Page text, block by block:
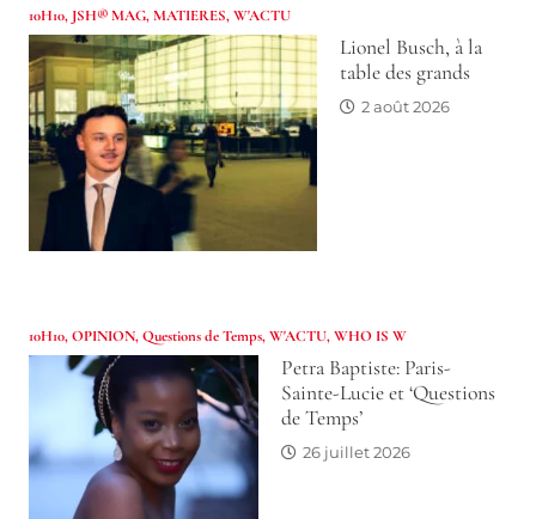
10H10, JSH® MAG,MATIERES,W'ACTU
Lionel Busch, à la
table des grands
2 août 2026
10H10,OPINION,Questions de Temps,W'ACTU,WHO IS W
Petra Baptiste: Paris-
Sainte-Lucie et ‘Questions
de Temps’
26 juillet 2026